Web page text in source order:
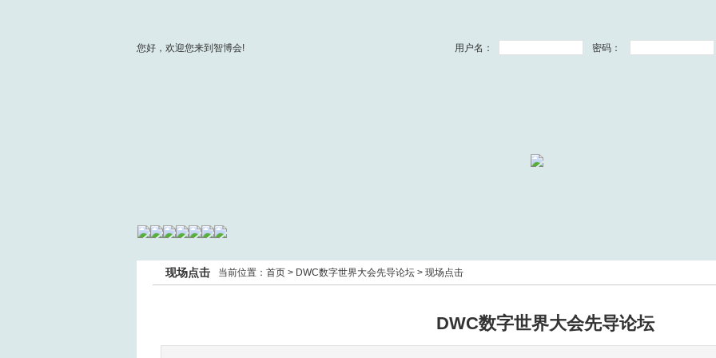
您好，欢迎您来到智博会! 用户名： 密码：
现场点击 当前位置： 首页> DWC数字世界大会先导论坛> 现场点击
DWC数字世界大会先导论坛